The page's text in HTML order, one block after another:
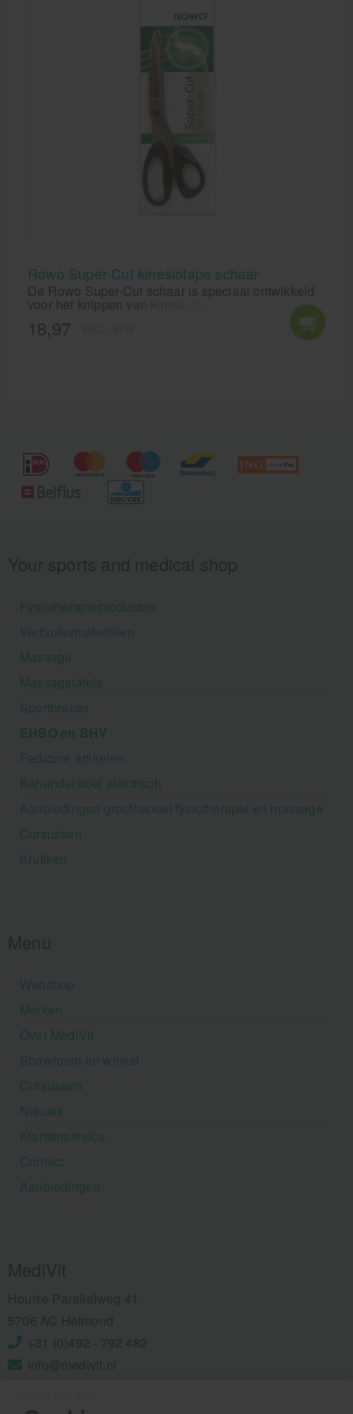
Rowo Super-Cut kinesiotape schaar
De Rowo Super-Cut schaar is speciaal ontwikkeld
voor het knippen van kinesiotape. Door speciale
slijptechnieken en een speciale coating knipt de
Rowo Super-Cut kinesiotape schaar uw kinesiotape
18,97
Fysiotherapieproducten
Verbruiksmaterialen
Massage
Massagetafels
Sportbraces
EHBO en BHV
Pedicure artikelen
Behandelstoel elektrisch
Aanbiedingen groothandel fysiotherapie en massage
Cursussen
Krukken
Webshop
Merken
Over MediVit
Showroom en winkel
Cursussen
Nieuws
Klantenservice
Contact
Aanbiedingen